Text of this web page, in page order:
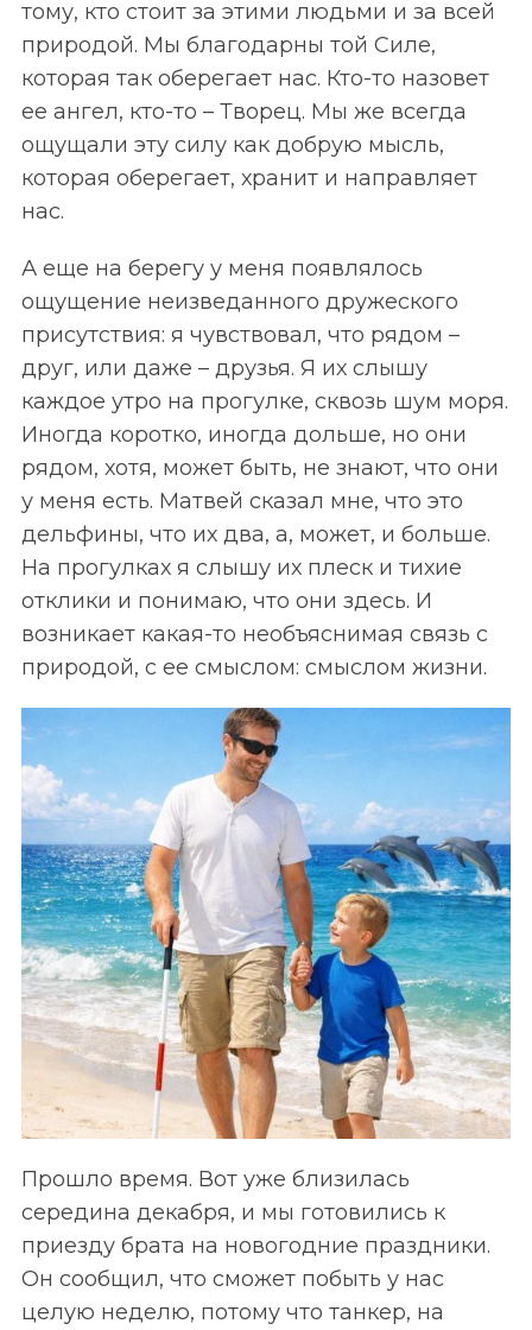
тому, кто стоит за этими людьми и за всей
природой. Мы благодарны той Силе,
которая так оберегает нас. Кто-то назовет
ее ангел, кто-то – Творец. Мы же всегда
ощущали эту силу как добрую мысль,
которая оберегает, хранит и направляет
нас.
А еще на берегу у меня появлялось
ощущение неизведанного дружеского
присутствия: я чувствовал, что рядом –
друг, или даже – друзья. Я их слышу
каждое утро на прогулке, сквозь шум моря.
Иногда коротко, иногда дольше, но они
рядом, хотя, может быть, не знают, что они
у меня есть. Матвей сказал мне, что это
дельфины, что их два, а, может, и больше.
На прогулках я слышу их плеск и тихие
отклики и понимаю, что они здесь. И
возникает какая-то необъяснимая связь с
природой, с ее смыслом: смыслом жизни.
Прошло время. Вот уже близилась
середина декабря, и мы готовились к
приезду брата на новогодние праздники.
Он сообщил, что сможет побыть у нас
целую неделю, потому что танкер, на